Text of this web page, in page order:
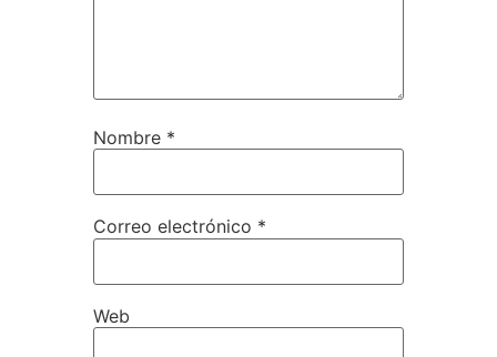
Nombre *
Correo electrónico *
Web